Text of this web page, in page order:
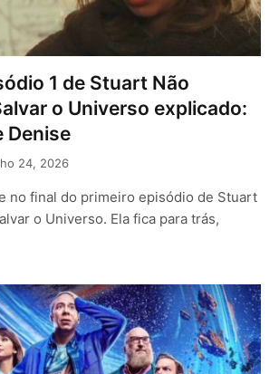
1 de Stuart Não
o Universo explicado:
Denise
24, 2026
no final do primeiro episódio de Stuart
o Universo. Ela fica para trás,